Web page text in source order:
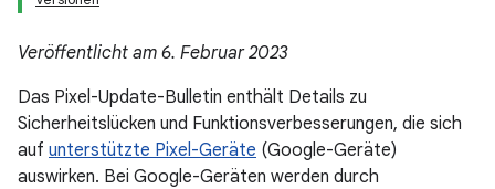
Veröffentlicht am 6. Februar 2023
Das Pixel-Update-Bulletin enthält Details zu
Sicherheitslücken und Funktionsverbesserungen, die sich
auf unterstützte Pixel-Geräte (Google-Geräte)
auswirken. Bei Google-Geräten werden durch